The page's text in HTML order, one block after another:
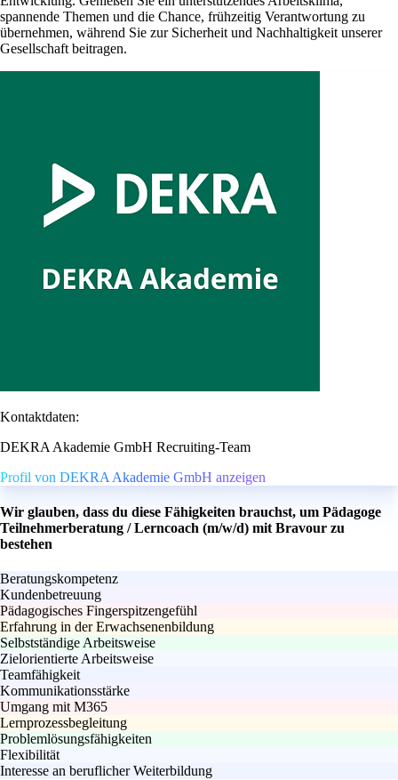
spannende Themen und die Chance, frühzeitig Verantwortung zu
übernehmen, während Sie zur Sicherheit und Nachhaltigkeit unserer
Gesellschaft beitragen.
Kontaktdaten:
DEKRA Akademie GmbH Recruiting-Team
Profil von DEKRA Akademie GmbH anzeigen
Wir glauben, dass du diese Fähigkeiten brauchst, um Pädagoge
Teilnehmerberatung / Lerncoach (m/w/d) mit Bravour zu
bestehen
Beratungskompetenz
Kundenbetreuung
Pädagogisches Fingerspitzengefühl
Erfahrung in der Erwachsenenbildung
Selbstständige Arbeitsweise
Zielorientierte Arbeitsweise
Teamfähigkeit
Kommunikationsstärke
Umgang mit M365
Lernprozessbegleitung
Problemlösungsfähigkeiten
Flexibilität
Interesse an beruflicher Weiterbildung